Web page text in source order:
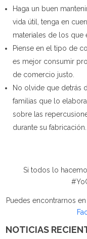
Haga un buen
vida útil, tenga en
materiales de los que
Piense en el tipo de
es mejor consumir
de comercio justo.
No olvide que detrás
familias que lo
sobre las
durante su fabricación.
Si todos lo
Puedes encontrarnos
NOTICIAS